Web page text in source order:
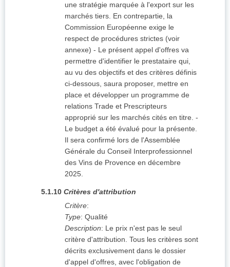
une stratégie marquée à l'export sur les
marchés tiers. En contrepartie, la
Commission Européenne exige le
respect de procédures strictes (voir
annexe) - Le présent appel d'offres va
permettre d'identifier le prestataire qui,
au vu des objectifs et des critères définis
ci-dessous, saura proposer, mettre en
place et développer un programme de
relations Trade et Prescripteurs
approprié sur les marchés cités en titre. -
Le budget a été évalué pour la présente.
Il sera confirmé lors de l'Assemblée
Générale du Conseil Interprofessionnel
des Vins de Provence en décembre
2025.
5.1.10 Critères d'attribution
Critère:
Type: Qualité
Description: Le prix n'est pas le seul
critère d'attribution. Tous les critères sont
décrits exclusivement dans le dossier
d'appel d'offres, avec l'obligation de